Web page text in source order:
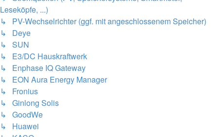
Leseköpfe, ...)
↳ PV-Wechselrichter (ggf. mit angeschlossenem Speicher)
↳ Deye
↳ SUN
↳ E3/DC Hauskraftwerk
↳ Enphase IQ Gateway
↳ EON Aura Energy Manager
↳ Fronius
↳ Ginlong Solis
↳ GoodWe
↳ Huawei